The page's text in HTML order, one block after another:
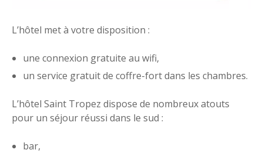
L’hôtel met à votre disposition :
une connexion gratuite au wifi,
un service gratuit de coffre-fort dans les chambres.
L’hôtel Saint Tropez dispose de nombreux atouts
pour un séjour réussi dans le sud :
bar,